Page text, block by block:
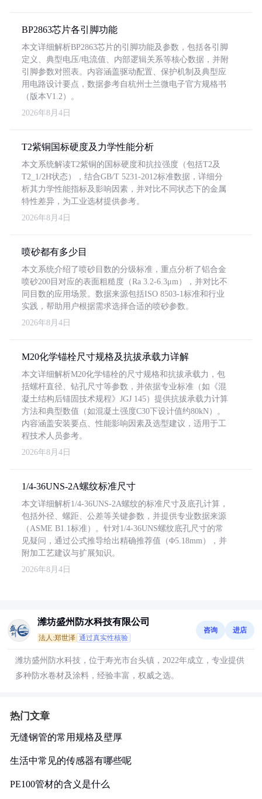
BP2863芯片各引脚功能
本文详细解析BP2863芯片的引脚功能及参数，包括各引脚
定义、典型电压/电流值、内部逻辑关系等核心数据，并附
引脚参数对照表。内容涵盖驱动配置、保护机制及典型应
用电路设计要点，数据参考自杭州士兰微电子官方规格书
（版本V1.2）。
2026年8月4日
T2紫铜国标硬度及力学性能分析
本文系统解读T2紫铜的国标硬度和抗拉强度（包括T2及
T2_1/2H状态），结合GB/T 5231-2012标准数据，详细分
析其力学性能指标及影响因素，并对比不同状态下的金属
特性差异，为工业选材提供参考。
2026年8月4日
喷砂都有多少目
本文系统介绍了喷砂目数的分级标准，重点分析了铝合金
喷砂200目对应的表面粗糙度（Ra 3.2-6.3μm），并对比不
同目数的应用场景。数据来源包括ISO 8503-1标准和行业
实践，帮助用户根据需求选择合适的喷砂参数。
2026年8月4日
M20化学锚栓尺寸规格及抗拔承载力详解
本文详细解析M20化学锚栓的尺寸规格和抗拔承载力，包
括螺杆直径、钻孔尺寸等参数，并依据专业标准（如《混
凝土结构后锚固技术规程》JGJ 145）提供抗拔承载力计算
方法和典型数值（如混凝土强度C30下设计值约80kN）。
内容涵盖安装要点、性能影响因素及选型建议，适用于工
程技术人员参考。
2026年8月4日
1/4-36UNS-2A螺纹标准尺寸
本文详细解析1/4-36UNS-2A螺纹的标准尺寸及底孔计算，
包括外径、螺距、公差等关键参数，并提供专业数据来源
（ASME B1.1标准）。针对1/4-36UNS螺纹底孔尺寸的常
见疑问，通过公式推导给出精确推荐值（Φ5.18mm），并
附加工艺建议与扩展知识。
2026年8月4日
潍坊盛州防水科技有限公司
法人:郑世泽 通过真实性核验
咨询 进店
潍坊盛州防水科技，位于寿光市台头镇，2022年成立，专业提供
多种防水卷材及涂料，经验丰富，权威之选。
热门文章
无缝钢管的常用规格及壁厚
生活中常见的传感器有哪些呢
PE100管材的含义是什么